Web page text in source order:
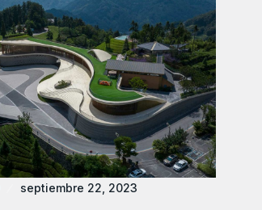
septiembre 22, 2023